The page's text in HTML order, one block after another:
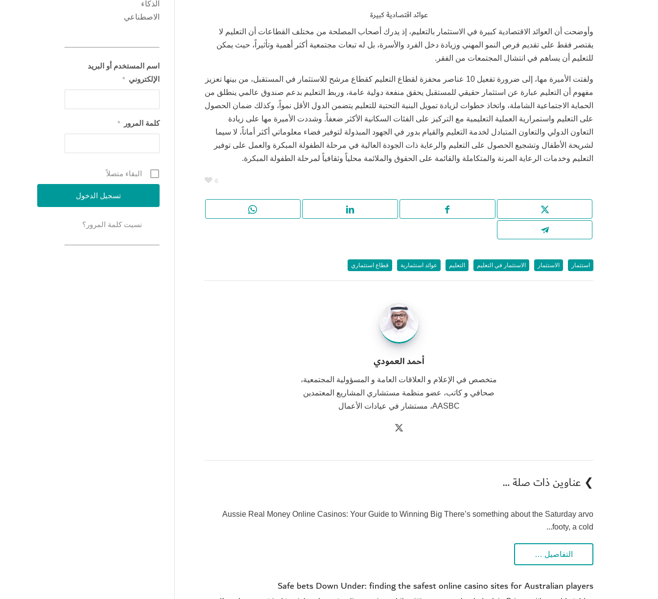
عوائد اقتصادية كبيرة
وأوضحت أن العوائد الاقتصادية كبيرة في الاستثمار بالتعليم، إذ يدرك أصحاب المصلحة من مختلف القطاعات أن التعليم لا
يقتصر فقط على تقديم فرص النمو المهني وزيادة دخل الفرد والأسرة، بل له تبعات مجتمعية أكثر أهمية وتأثيراً، حيث يمكن
للتعليم أن يساهم في انتشال المجتمعات من الفقر.
ولفتت الأميرة مها، إلى ضرورة تفعيل 10 عناصر محفزة لقطاع التعليم كقطاع مرشح للاستثمار في المستقبل، من بينها تعزيز
مفهوم أن التعليم عبارة عن استثمار حقيقي للمستقبل يحقق منفعة دولية عامة، وربط التعليم بدعم صندوق عالمي ينطلق من
الحماية الاجتماعية الشاملة، واتخاذ خطوات لزيادة تمويل البنية التحتية للتعليم يتضمن الدول الأقل نمواً، وكذلك ضمان الحصول
على التعليم واستمرارية العملية التعليمية مع التركيز على الفئات السكانية الأكثر ضعفاً. وشددت الأميرة مها على زيادة
التعاون الدولي والتعاون المتبادل لخدمة التعليم والقيام بدور في الجهود المبذولة لتوفير فضاء معلوماتي أكثر أماناً، لا سيما
لشريحة الأطفال وتشجيع الحصول على التعليم والرعاية ذات الجودة العالية في مرحلة الطفولة المبكرة والعمل على توفير
التعليم وخدمات الرعاية المرنة والمتكاملة والقائمة على الحقوق والملائمة محلياً وثقافياً لمرحلة الطفولة المبكرة.
6
استثمار الاستثمار الاستثمار في التعليم التعليم عوائد استثمارية قطاع استثماري
أحمد العمودي
متخصص في الإعلام و العلاقات العامة و المسؤولية المجتمعية،
صحافي و كاتب، عضو منظمة مستشاري المشاريع المعتمدين
AASBC، مستشار في عيادات الأعمال
❯ عناوين ذات صلة …
Aussie Real Money Online Casinos: Your Guide to Winning Big There’s something about the Saturday arvo
footy, a cold...
التفاصيل …
Safe bets Down Under: finding the safest online casino sites for Australian players
الذكاء
الاصطناعي
اسم المستخدم أو البريد
الإلكتروني *
كلمة المرور *
البقاء متصلاً
نسيت كلمة المرور؟